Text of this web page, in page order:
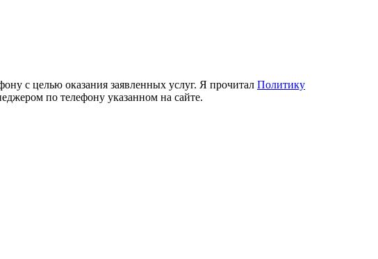
с целью оказания заявленных услуг. Я прочитал Политику
по телефону указанном на сайте.